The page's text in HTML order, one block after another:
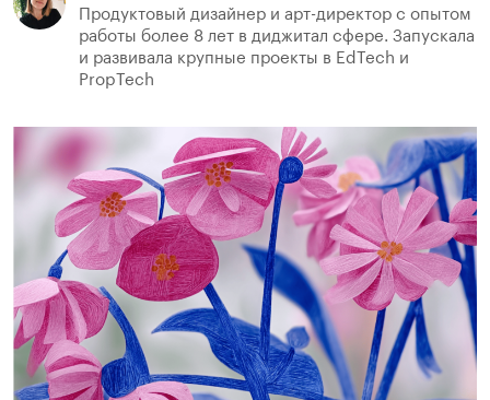
Продуктовый дизайнер и арт-директор с опытом
работы более 8 лет в диджитал сфере. Запускала
и развивала крупные проекты в EdTech и
PropTech